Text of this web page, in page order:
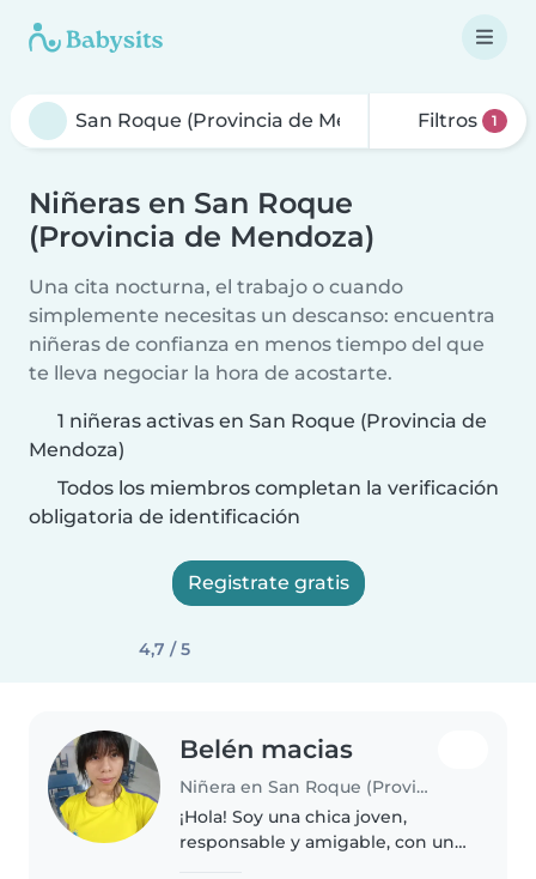
Filtros 1
Niñeras en San Roque
(Provincia de Mendoza)
Una cita nocturna, el trabajo o cuando
simplemente necesitas un descanso: encuentra
niñeras de confianza en menos tiempo del que
te lleva negociar la hora de acostarte.
1 niñeras activas en San Roque (Provincia de
Mendoza)
Todos los miembros completan la verificación
obligatoria de identificación
Registrate gratis
4,7 / 5
Belén macias
Niñera en San Roque (Provincia de Mendoza)
¡Hola! Soy una chica joven,
responsable y amigable, con una